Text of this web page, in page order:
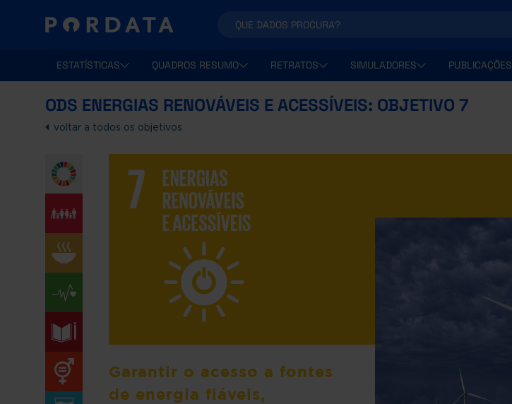
ESTATÍSTICAS QUADROS RESUMO RETRATOS SIMULADORES PUBLICAÇÕES
ODS ENERGIAS RENOVÁVEIS E ACESSÍVEIS: OBJETIVO 7
voltar a todos os objetivos
Garantir o acesso a fontes
de energia fiáveis,